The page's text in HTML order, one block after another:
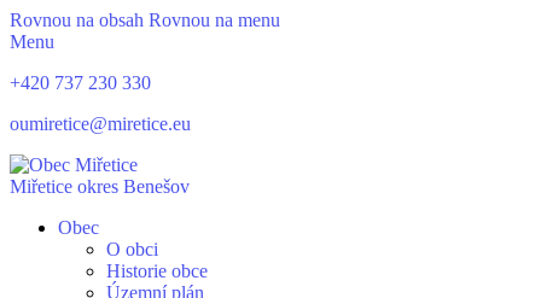
Rovnou na obsah Rovnou na menu
Menu
+420 737 230 330
oumiretice@miretice.eu
Miřetice okres Benešov
Obec
O obci
Historie obce
Územní plán